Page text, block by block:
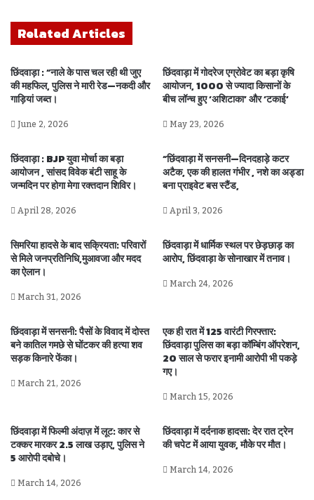
Related Articles
छिंदवाड़ा : “नाले के पास चल रही थी जुए
की महफिल, पुलिस ने मारी रेड—नकदी और
गाड़ियां जब्त।
June 2, 2026
छिंदवाड़ा में गोदरेज एग्रोवेट का बड़ा कृषि
आयोजन, 1000 से ज्यादा किसानों के
बीच लॉन्च हुए ‘अशिटाका’ और ‘टकाई’
May 23, 2026
छिंदवाड़ा : BJP युवा मोर्चा का बड़ा
आयोजन , सांसद विवेक बंटी साहू के
जन्मदिन पर होगा मेगा रक्तदान शिविर।
April 28, 2026
“छिंदवाड़ा में सनसनी—दिनदहाड़े कटर
अटैक, एक की हालत गंभीर , नशे का अड्डा
बना प्राइवेट बस स्टैंड,
April 3, 2026
सिमरिया हादसे के बाद सक्रियता: परिवारों
से मिले जनप्रतिनिधि,मुआवजा और मदद
का ऐलान।
March 31, 2026
छिंदवाड़ा में धार्मिक स्थल पर छेड़छाड़ का
आरोप, छिंदवाड़ा के सोनाखार में तनाव।
March 24, 2026
छिंदवाड़ा में सनसनी: पैसों के विवाद में दोस्त
बने कातिल गमछे से घोंटकर की हत्या शव
सड़क किनारे फेंका।
March 21, 2026
एक ही रात में 125 वारंटी गिरफ्तार:
छिंदवाड़ा पुलिस का बड़ा कॉम्बिंग ऑपरेशन,
20 साल से फरार इनामी आरोपी भी पकड़े
गए।
March 15, 2026
छिंदवाड़ा में फिल्मी अंदाज़ में लूट: कार से
टक्कर मारकर 2.5 लाख उड़ाए, पुलिस ने
5 आरोपी दबोचे।
March 14, 2026
छिंदवाड़ा में दर्दनाक हादसा: देर रात ट्रेन
की चपेट में आया युवक, मौके पर मौत।
March 14, 2026